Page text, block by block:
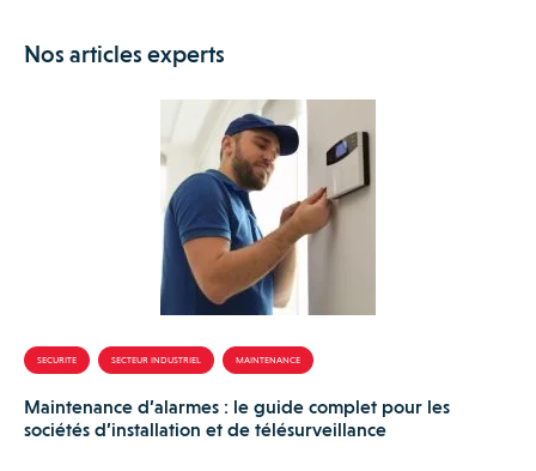
Nos articles experts
SECURITE SECTEUR INDUSTRIEL MAINTENANCE
Maintenance d’alarmes : le guide complet pour les
sociétés d’installation et de télésurveillance